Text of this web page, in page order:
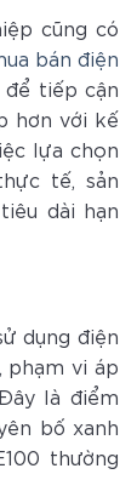
cũng có
bán điện
để tiếp cận
hơn với kế
lựa chọn
tế, sản
dài hạn
dụng điện
phạm vi áp
là điểm
bố xanh
thường